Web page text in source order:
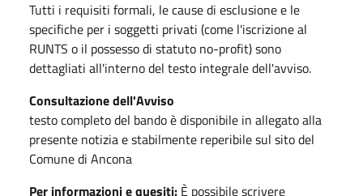
Tutti i requisiti formali, le cause di esclusione e le
specifiche per i soggetti privati (come l'iscrizione al
RUNTS o il possesso di statuto no-profit) sono
dettagliati all'interno del testo integrale dell'avviso.
Consultazione dell'Avviso
testo completo del bando è disponibile in allegato alla
presente notizia e stabilmente reperibile sul sito del
Comune di Ancona
Per informazioni e quesiti: È possibile scrivere